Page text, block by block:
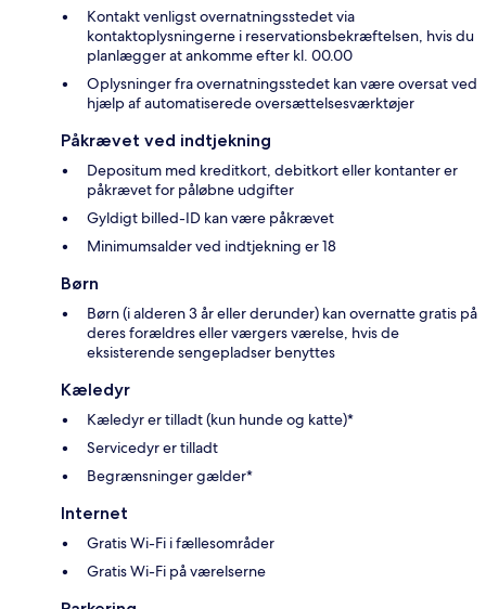
Kontakt venligst overnatningsstedet via
kontaktoplysningerne i reservationsbekræftelsen, hvis du
planlægger at ankomme efter kl. 00.00
Oplysninger fra overnatningsstedet kan være oversat ved
hjælp af automatiserede oversættelsesværktøjer
Påkrævet ved indtjekning
Depositum med kreditkort, debitkort eller kontanter er
påkrævet for påløbne udgifter
Gyldigt billed-ID kan være påkrævet
Minimumsalder ved indtjekning er 18
Børn
Børn (i alderen 3 år eller derunder) kan overnatte gratis på
deres forældres eller værgers værelse, hvis de
eksisterende sengepladser benyttes
Kæledyr
Kæledyr er tilladt (kun hunde og katte)*
Servicedyr er tilladt
Begrænsninger gælder*
Internet
Gratis Wi-Fi i fællesområder
Gratis Wi-Fi på værelserne